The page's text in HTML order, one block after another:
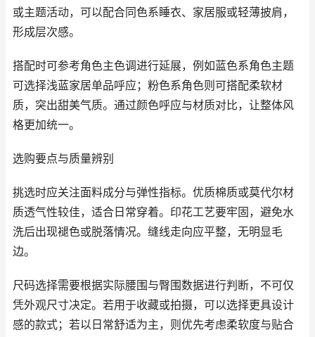
或主题活动，可以配合同色系睡衣、家居服或轻薄披肩，
形成层次感。
搭配时可参考角色主色调进行延展，例如蓝色系角色主题
可选择浅蓝家居单品呼应；粉色系角色则可搭配柔软材
质，突出甜美气质。通过颜色呼应与材质对比，让整体风
格更加统一。
选购要点与质量辨别
挑选时应关注面料成分与弹性指标。优质棉质或莫代尔材
质透气性较佳，适合日常穿着。印花工艺要牢固，避免水
洗后出现褪色或脱落情况。缝线走向应平整，无明显毛
边。
尺码选择需要根据实际腰围与臀围数据进行判断，不可仅
凭外观尺寸决定。若用于收藏或拍摄，可以选择更具设计
感的款式；若以日常舒适为主，则优先考虑柔软度与贴合